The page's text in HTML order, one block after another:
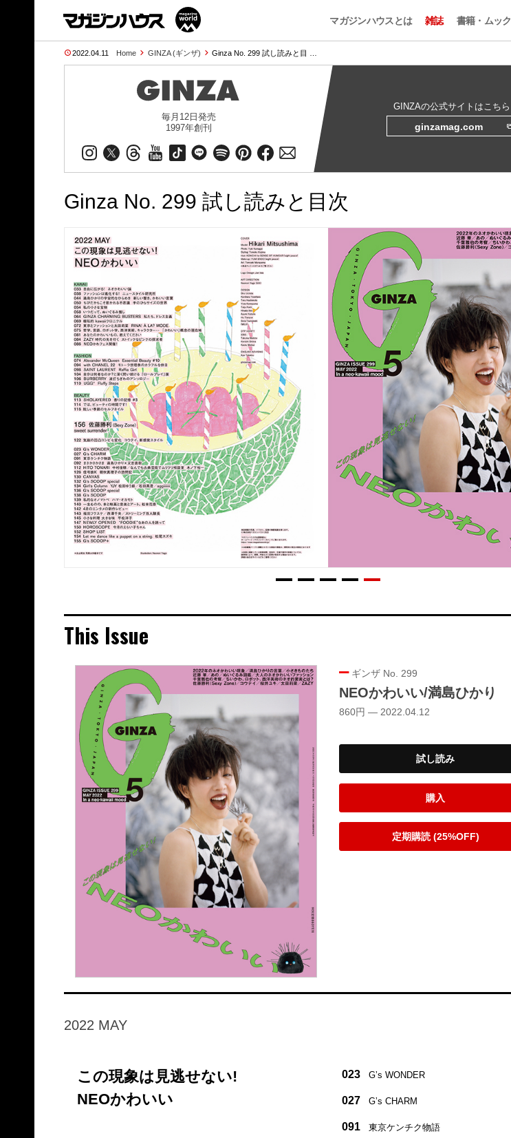
マガジンハウスとは 雑誌 書籍・ムック
2022.04.11 Home GINZA (ギンザ) Ginza No. 299 試し読みと目 …
毎月12日発売
1997年創刊
GINZAの公式サイトはこちら
ginzamag.com
Ginza No. 299 試し読みと目次
This Issue
ギンザ No. 299
NEOかわいい/満島ひかり
860円 — 2022.04.12
試し読み
購入
定期購読 (25%OFF)
2022 MAY
この現象は見逃せない!
NEOかわいい
023 Gʼs WONDER
027 Gʼs CHARM
091 東京ケンチク物語